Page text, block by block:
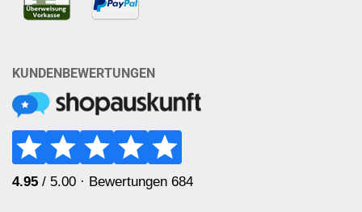
KUNDENBEWERTUNGEN